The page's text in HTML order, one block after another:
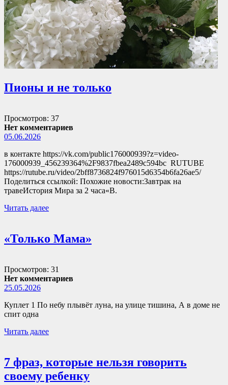
Пионы и не только
Просмотров: 37
Нет комментариев
05.06.2026
в контакте https://vk.com/public176000939?z=video-
176000939_456239364%2F9837fbea2489c594bc RUTUBE
https://rutube.ru/video/2bff8736824f976015d6354b6fa26ae5/
Поделиться ссылкой: Похожие новости:Завтрак на
травеИстория Мира за 2 часа«В.
Читать далее
«Только Мама»
Просмотров: 31
Нет комментариев
25.05.2026
Куплет 1 По небу плывёт луна, на улице тишина, А в доме не
спит одна
Читать далее
7 фраз, которые нельзя говорить
своему ребенку